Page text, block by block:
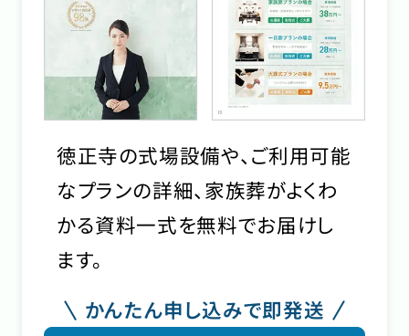
徳正寺の式場設備や、ご利用可能
なプランの詳細、家族葬がよくわ
かる資料一式を無料でお届けし
ます。
かんたん申し込みで即発送